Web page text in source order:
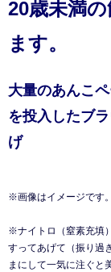
20歳未満
ます。
大量のあんこ
を投入したブ
げ
※画像はイメージです
※ナイトロ（窒素充填
すってあげて（振り過
まにして一気に注ぐと